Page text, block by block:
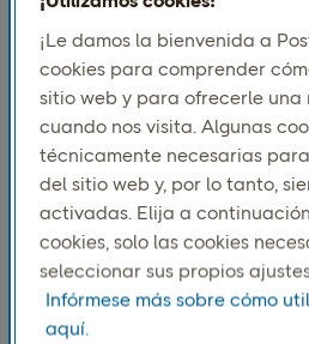
personalizado y opciones de
ubicación más
¡Le damos la bienvenida a
cookies para comprender
sitio web y para ofrecerle una
cuando nos visita. Algunas
técnicamente necesarias
del sitio web y, por lo tanto,
activadas. Elija a
cookies, solo las cookies
seleccionar sus propios
Infórmese más sobre cómo
aquí.